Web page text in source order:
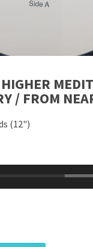
/ FROM
(12")